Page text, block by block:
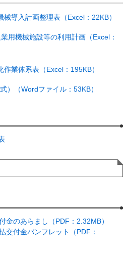
械導入計画整理表（Excel：22KB）
用機械施設等の利用計画（Excel：
作業体系表（Excel：195KB）
）（Wordファイル：53KB）
金のあらまし（PDF：2.32MB）
交付金パンフレット（PDF：